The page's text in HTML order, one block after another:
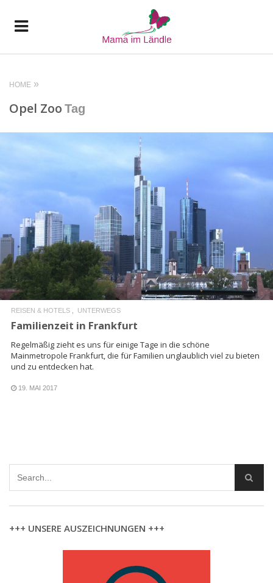
HOME
Opel Zoo Tag
READ MORE
REISEN & HOTELS UNTERWEGS
Familienzeit in Frankfurt
Regelmäßig zieht es uns für einige Tage in die schöne
Mainmetropole Frankfurt, die für Familien unglaublich viel zu bieten
und zu entdecken hat.
19. MAI 2017
+++ UNSERE AUSZEICHNUNGEN +++